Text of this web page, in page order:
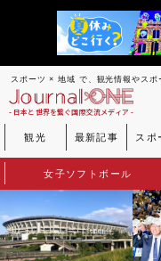
スポーツ × 地域 で、観光情報やスポ
- 日本と世界を繋ぐ国際交流メディア -
観光 最新記事 スポ
女子ソフトボール